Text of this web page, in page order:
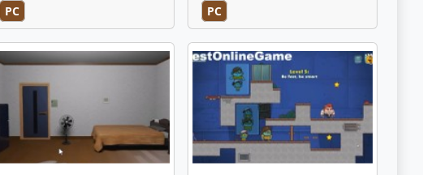
PC PC